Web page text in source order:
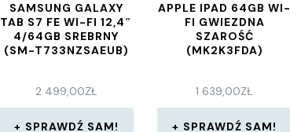
SAMSUNG GALAXY
TAB S7 FE WI-FI 12,4″
4/64GB SREBRNY
(SM-T733NZSAEUB)
2 499,00ZŁ
SPRAWDŹ SAM!
APPLE IPAD 64GB WI-
FI GWIEZDNA
SZAROŚĆ
(MK2K3FDA)
1 639,00ZŁ
SPRAWDŹ SAM!